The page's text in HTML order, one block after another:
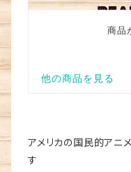
アメリカの国民的アニ
す